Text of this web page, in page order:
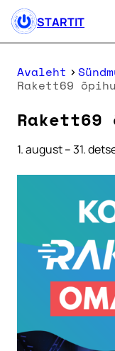
STARTIT
Avaleht
Rakett69
1. august – 31.